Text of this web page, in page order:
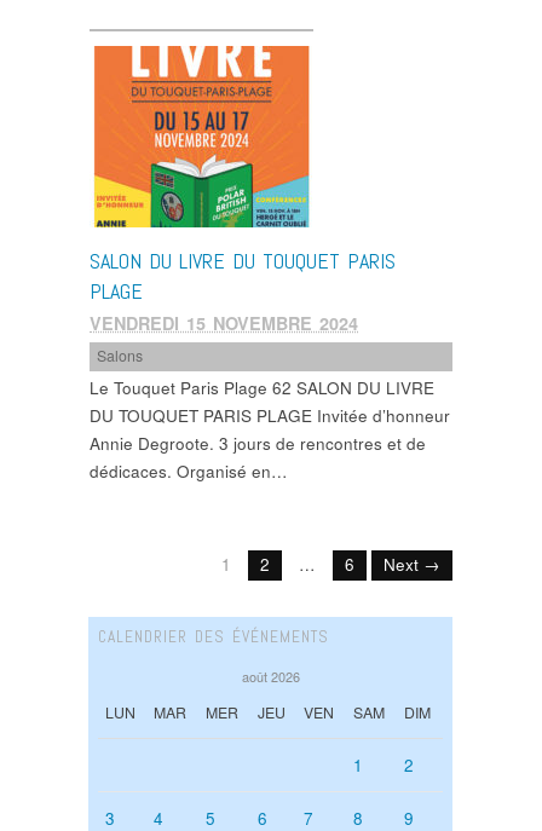
SALON DU LIVRE DU TOUQUET PARIS
PLAGE
VENDREDI 15 NOVEMBRE 2024
Salons
Le Touquet Paris Plage 62 SALON DU LIVRE
DU TOUQUET PARIS PLAGE Invitée d’honneur
Annie Degroote. 3 jours de rencontres et de
dédicaces. Organisé en…
1 2 … 6 Next →
CALENDRIER DES ÉVÉNEMENTS
août 2026
LUN MAR MER JEU VEN SAM DIM
1 2
3 4 5 6 7 8 9